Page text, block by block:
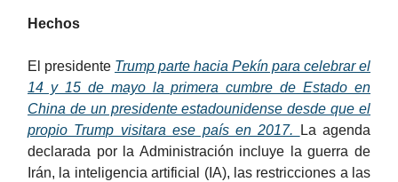
Hechos
El presidente Trump parte hacia Pekín para celebrar el
14 y 15 de mayo la primera cumbre de Estado en
China de un presidente estadounidense desde que el
propio Trump visitara ese país en 2017.
La agenda
declarada por la Administración incluye la guerra de
Irán, la inteligencia artificial (IA), las restricciones a las